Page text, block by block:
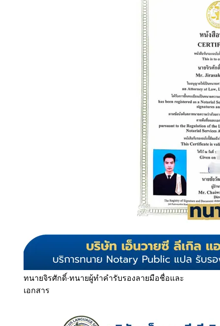
ทนายจิรศักดิ์·ทนายผู้ทำคำรับรองลายมือชื่อและ
เอกสาร